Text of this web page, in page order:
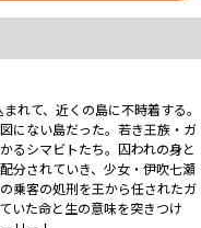
れて、近くの島に不時着する。
にない島だった。若き王族・ガ
るシマビトたち。囚われの身と
分されていき、少女・伊吹七瀬
乗客の処刑を王から任されたガ
た――命と生の意味を突きつけ